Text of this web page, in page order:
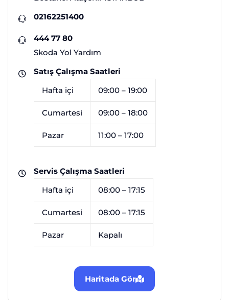
02162251400
444 77 80
Skoda Yol Yardım
Satış Çalışma Saatleri
Hafta içi
09:00 – 19:00
Cumartesi 09:00 – 18:00
Pazar 11:00 – 17:00
Servis Çalışma Saatleri
Hafta içi
08:00 – 17:15
Cumartesi 08:00 – 17:15
Pazar Kapalı
Haritada Gör